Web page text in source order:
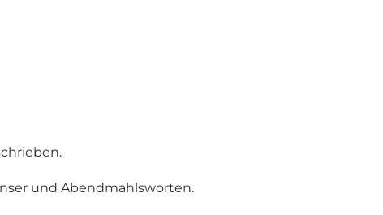
und Abendmahlsworten.